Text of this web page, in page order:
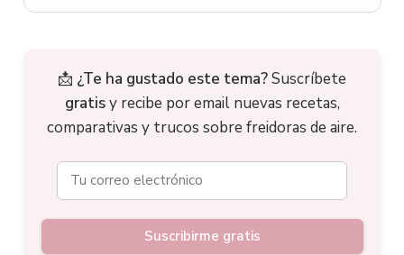
📩 ¿Te ha gustado este tema?Suscríbete
gratisy recibe por email nuevas recetas,
comparativas y trucos sobre freidoras de aire.
Suscribirme gratis